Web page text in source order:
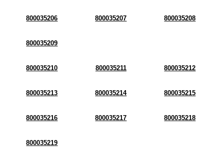
800035206 800035207 800035208
800035209
800035210 800035211 800035212
800035213 800035214 800035215
800035216 800035217 800035218
800035219